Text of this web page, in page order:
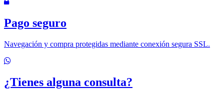
Pago seguro
Navegación y compra protegidas mediante conexión segura SSL.
¿Tienes alguna consulta?